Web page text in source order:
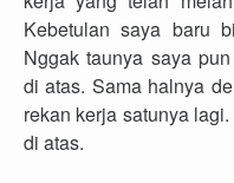
Kebetulan saya baru
Nggak taunya saya
di atas. Sama halnya
rekan kerja satunya
di atas.